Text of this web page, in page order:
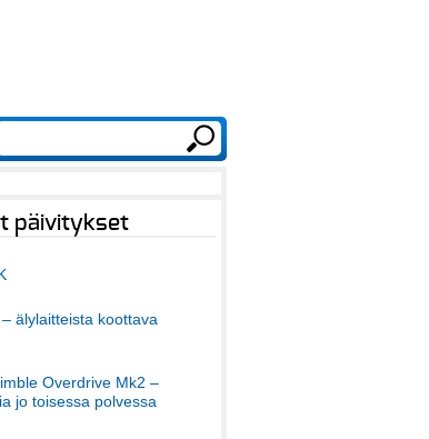
päivitykset
älylaitteista koottava
Overdrive Mk2 –
jo toisessa polvessa